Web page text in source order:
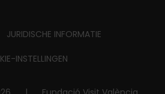
JURIDISCHE INFORMATIE
INSTELLINGEN